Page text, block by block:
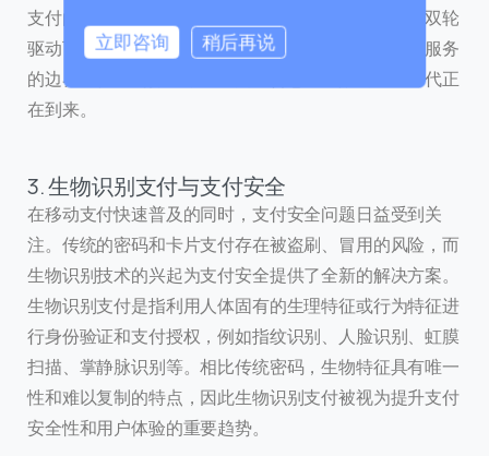
支付的新常态。可以预见，在开放银行与实时支付的双轮
驱动下，支付将变得更加即时、智能、个性化，金融服务
的边界将被不断打破，一个更加普惠和高效的金融时代正
在到来。
3. 生物识别支付与支付安全
在移动支付快速普及的同时，支付安全问题日益受到关
注。传统的密码和卡片支付存在被盗刷、冒用的风险，而
生物识别技术的兴起为支付安全提供了全新的解决方案。
生物识别支付是指利用人体固有的生理特征或行为特征进
行身份验证和支付授权，例如指纹识别、人脸识别、虹膜
扫描、掌静脉识别等。相比传统密码，生物特征具有唯一
性和难以复制的特点，因此生物识别支付被视为提升支付
安全性和用户体验的重要趋势。
0 / 180
首次进入页面
访问历史
提交
我们通常的回复时间：30 分钟内
立即咨询 稍后再说